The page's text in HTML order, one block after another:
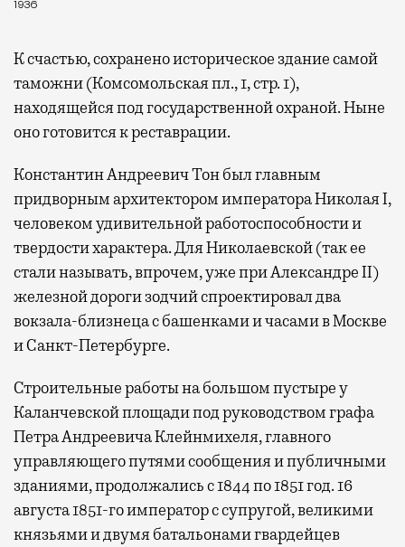
1936
К счастью, сохранено историческое здание самой
таможни (Комсомольская пл., 1, стр. 1),
находящейся под государственной охраной. Ныне
оно готовится к реставрации.
Константин Андреевич Тон был главным
придворным архитектором императора Николая I,
человеком удивительной работоспособности и
твердости характера. Для Николаевской (так ее
стали называть, впрочем, уже при Александре II)
железной дороги зодчий спроектировал два
вокзала-близнеца с башенками и часами в Москве
и Санкт-Петербурге.
Строительные работы на большом пустыре у
Каланчевской площади под руководством графа
Петра Андреевича Клейнмихеля, главного
управляющего путями сообщения и публичными
зданиями, продолжались с 1844 по 1851 год. 16
августа 1851-го император с супругой, великими
князьями и двумя батальонами гвардейцев